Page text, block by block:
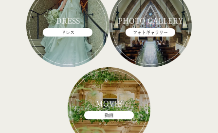
DRESS
ドレス
PHOTO GALLERY
フォトギャラリー
MOVIE
動画